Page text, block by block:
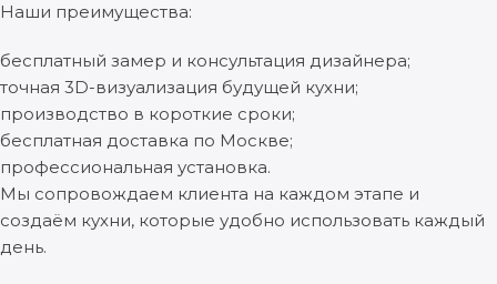
Наши преимущества:
бесплатный замер и консультация дизайнера;
точная 3D-визуализация будущей кухни;
производство в короткие сроки;
бесплатная доставка по Москве;
профессиональная установка.
Мы сопровождаем клиента на каждом этапе и
создаём кухни, которые удобно использовать каждый
день.